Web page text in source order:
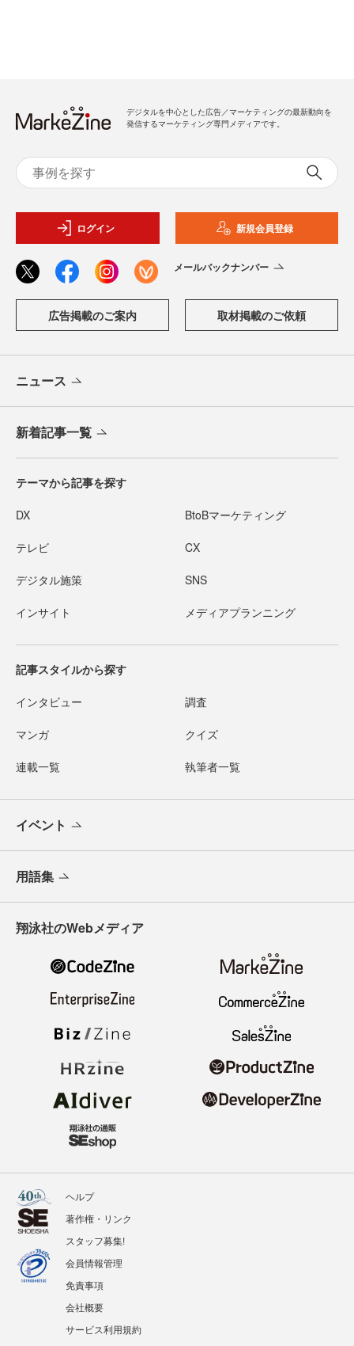
デジタルを中心とした広告／マーケティングの最新動向を
発信するマーケティング専門メディアです。
ログイン 新規会員登録
メールバックナンバー
広告掲載のご案内 取材掲載のご依頼
ニュース
新着記事一覧
テーマから記事を探す
DX BtoBマーケティング
テレビ CX
デジタル施策 SNS
インサイト メディアプランニング
記事スタイルから探す
インタビュー 調査
マンガ クイズ
連載一覧 執筆者一覧
イベント
用語集
翔泳社のWebメディア
ヘルプ
著作権・リンク
スタッフ募集!
会員情報管理
免責事項
会社概要
サービス利用規約